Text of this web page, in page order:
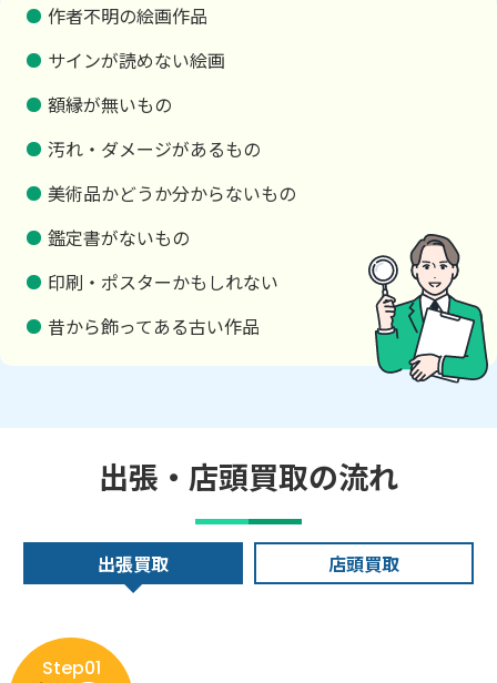
作者不明の絵画作品
サインが読めない絵画
額縁が無いもの
汚れ・ダメージがあるもの
美術品かどうか分からないもの
鑑定書がないもの
印刷・ポスターかもしれない
昔から飾ってある古い作品
出張・店頭買取の流れ
出張買取 店頭買取
Step01